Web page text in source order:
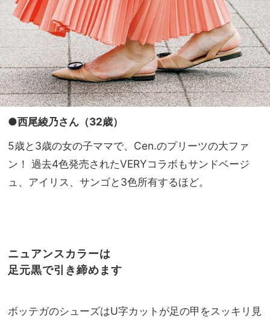
●西尾綾乃さん（32歳）
5歳と3歳の女の子ママで、Cen.のプリーツの大ファ
ン！ 過去4色発売されたVERYコラボもサンドベージ
ュ、アイリス、サンゴと3色所有するほど。
ニュアンスカラーは
足元黒で引き締めます
ボッテガのシューズはU字カットが足の甲をスッキリ見